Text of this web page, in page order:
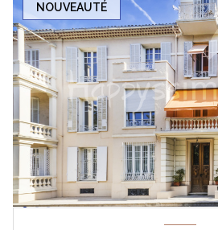
NOUVEAUTÉ